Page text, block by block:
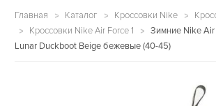
Главная Каталог Кроссовки Nike
Кроссовки Nike Air Force 1
Зимние Nike
Lunar Duckboot Beige бежевые (40-45)